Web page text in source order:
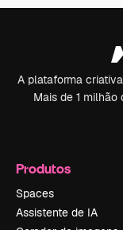
A plataforma
Mais de 1 milhão
Produtos
Spaces
Assistente de IA